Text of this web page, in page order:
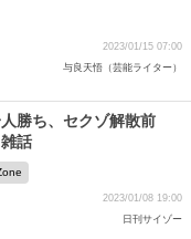
2023/01/15 07:00
与良天悟（芸能ライター）
勝ち、セクゾ解散前
話
2023/01/08 19:00
日刊サイゾー